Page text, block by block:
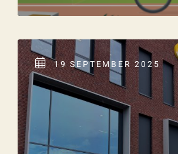
19 SEPTEMBER 2025